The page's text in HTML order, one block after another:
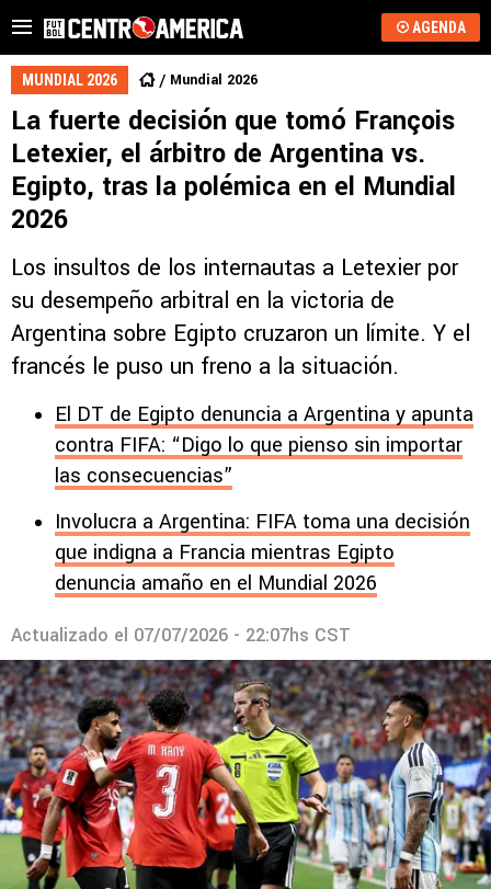
AGENDA
MUNDIAL 2026 Mundial 2026
La fuerte decisión que tomó François
Letexier, el árbitro de Argentina vs.
Egipto, tras la polémica en el Mundial
2026
Los insultos de los internautas a Letexier por
su desempeño arbitral en la victoria de
Argentina sobre Egipto cruzaron un límite. Y el
francés le puso un freno a la situación.
El DT de Egipto denuncia a Argentina y apunta
contra FIFA: “Digo lo que pienso sin importar
las consecuencias”
Involucra a Argentina: FIFA toma una decisión
que indigna a Francia mientras Egipto
denuncia amaño en el Mundial 2026
Actualizado el 07/07/2026 - 22:07hs CST